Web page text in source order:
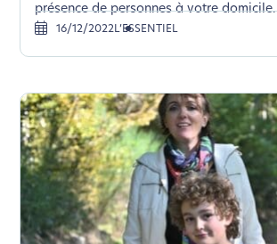
présence de personnes à votre domicile.
16/12/2022L’ESSENTIEL